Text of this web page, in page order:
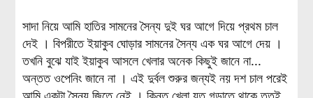
সাদা নিয়ে আমি হাতির সামনের সৈন্য দুই ঘর আগে দিয়ে প্রথম চাল
দেই । বিপরীতে ইয়াকুব ঘোড়ার সামনের সৈন্য এক ঘর আগে দেয় ।
তখনি বুঝে যাই ইয়াকুব আসলে খেলার অনেক কিছুই জানে না...
অন্তত ওপেনিং জানে না । এই দুর্বল শুরুর জন্যই নয় দশ চাল পরেই